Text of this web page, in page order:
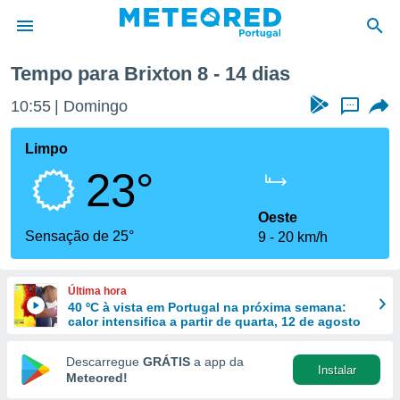
da
foi
fornecidas
a este
das
e
forma
digital
Tempo para Brixton 8 - 14 dias
10:55 Domingo ...
Limpo
23°
Sensação de 25°
Oeste
9
20 km/h
Última hora
40 ºC à vista em Portugal na próxima semana:
calor intensifica a partir de quarta, 12 de agosto
Descarregue GRÁTIS a app da
Meteored!
Instalar